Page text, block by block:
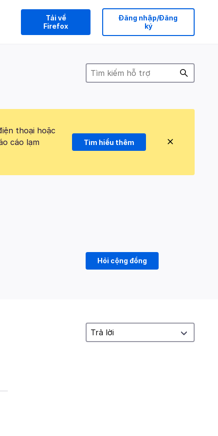
Tải về
Firefox
Đăng nhập/Đăng
ký
thoại hoặc
cáo lạm
Tìm hiểu thêm
Hỏi cộng đồng